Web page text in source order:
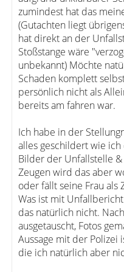
zumindest hat das
(Gutachten liegt
hat direkt an der
Stoßstange wäre
unbekannt) Möchte
Schaden komplett
persönlich nicht als
bereits am fahren war.
Ich habe in der
alles geschildert wie
Bilder der Unfallstelle &
Zeugen wird das aber
oder fällt seine Frau als
Was ist mit
das natürlich nicht.
ausgetauscht, Fotos
Aussage mit der Polizei
die ich natürlich aber